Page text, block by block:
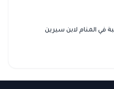
في المنام لابن سيرين